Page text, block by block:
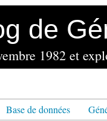
de
Base de données